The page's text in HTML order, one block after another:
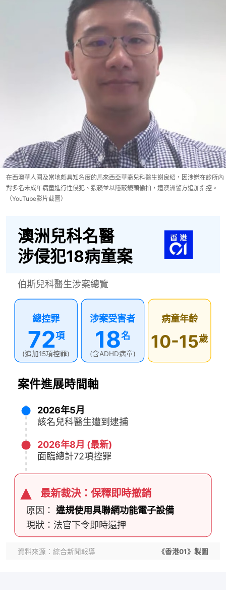
在西澳華人圈及當地頗具知名度的馬來西亞華裔兒科醫生謝良紹，因涉嫌在診所內
對多名未成年病童進行性侵犯、猥褻並以隱蔽鏡頭偷拍，遭澳洲警方追加指控。
（YouTube影片截圖）
澳洲兒科名醫
涉侵犯18病童案
伯斯兒科醫生涉案總覽
總控罪
72項
(追加15項控罪)
涉案受害者
18名
(含ADHD病童)
病童年齡
10-15歲
案件進展時間軸
2026年5月
該名兒科醫生遭到逮捕
2026年8月 (最新)
面臨總計72項控罪
最新裁決：保釋即時撤銷
原因： 違規使用具聯網功能電子設備
現狀：法官下令即時還押
資料來源：綜合新聞報導 《香港01》製圖